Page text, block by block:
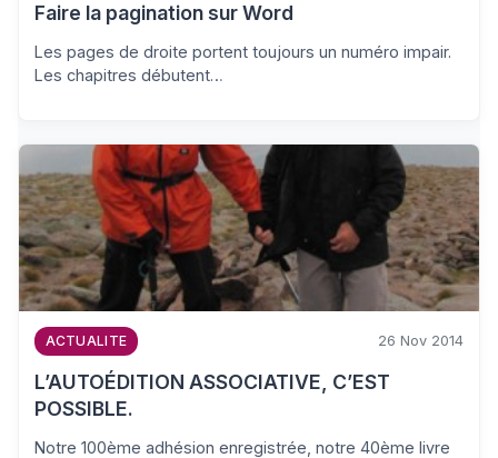
Faire la pagination sur Word
Les pages de droite portent toujours un numéro impair.
Les chapitres débutent…
ACTUALITE 26 Nov 2014
L’AUTOÉDITION ASSOCIATIVE, C’EST
POSSIBLE.
Notre 100ème adhésion enregistrée, notre 40ème livre